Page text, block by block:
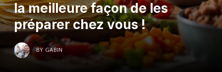
la meilleure façon de les
préparer chez vous !
BY GABIN